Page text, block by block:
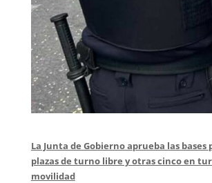
La Junta de Gobierno aprueba las bases
plazas de turno libre y otras cinco en
movilidad